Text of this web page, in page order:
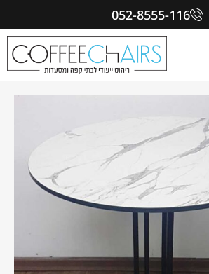
052-8555-116